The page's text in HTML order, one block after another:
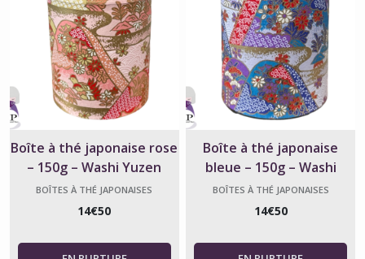
Boîte à thé japonaise rose
– 150g – Washi Yuzen
Kichona
BOÎTES À THÉ JAPONAISES
14€50
Boîte à thé japonaise
bleue – 150g – Washi
Yuzen Kichona
BOÎTES À THÉ JAPONAISES
14€50